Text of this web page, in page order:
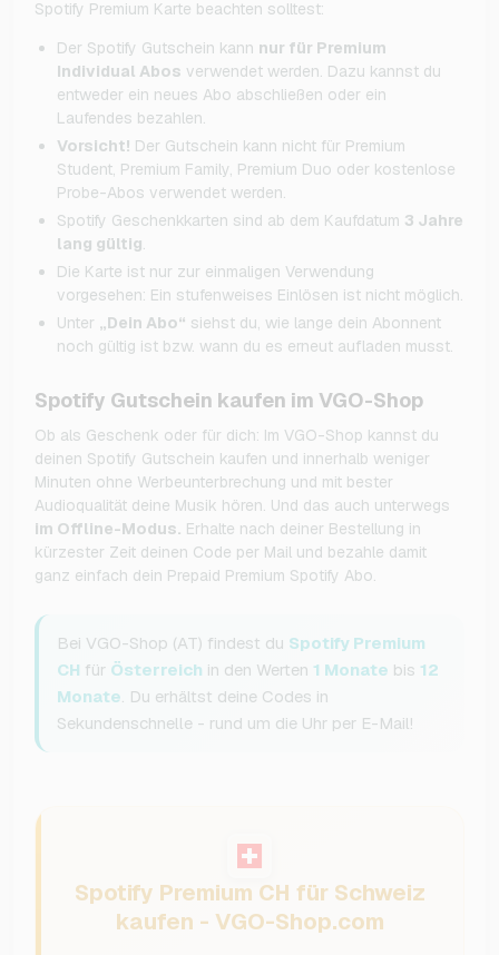
Spotify Premium Karte beachten solltest:
Der Spotify Gutschein kann nur für Premium
Individual Abos verwendet werden. Dazu kannst du
entweder ein neues Abo abschließen oder ein
Laufendes bezahlen.
Vorsicht! Der Gutschein kann nicht für Premium
Student, Premium Family, Premium Duo oder kostenlose
Probe-Abos verwendet werden.
Spotify Geschenkkarten sind ab dem Kaufdatum 3 Jahre
lang gültig.
Die Karte ist nur zur einmaligen Verwendung
vorgesehen: Ein stufenweises Einlösen ist nicht möglich.
Unter „Dein Abo“ siehst du, wie lange dein Abonnent
noch gültig ist bzw. wann du es erneut aufladen musst.
Spotify Gutschein kaufen im VGO-Shop
Ob als Geschenk oder für dich: Im VGO-Shop kannst du
deinen Spotify Gutschein kaufen und innerhalb weniger
Minuten ohne Werbeunterbrechung und mit bester
Audioqualität deine Musik hören. Und das auch unterwegs
im Offline-Modus. Erhalte nach deiner Bestellung in
kürzester Zeit deinen Code per Mail und bezahle damit
ganz einfach dein Prepaid Premium Spotify Abo.
Bei VGO-Shop (AT) findest du Spotify Premium
CH für Österreich in den Werten 1 Monate bis 12
Monate . Du erhältst deine Codes in
Sekundenschnelle - rund um die Uhr per E-Mail!
Spotify Premium CH für Schweiz
kaufen - VGO-Shop.com